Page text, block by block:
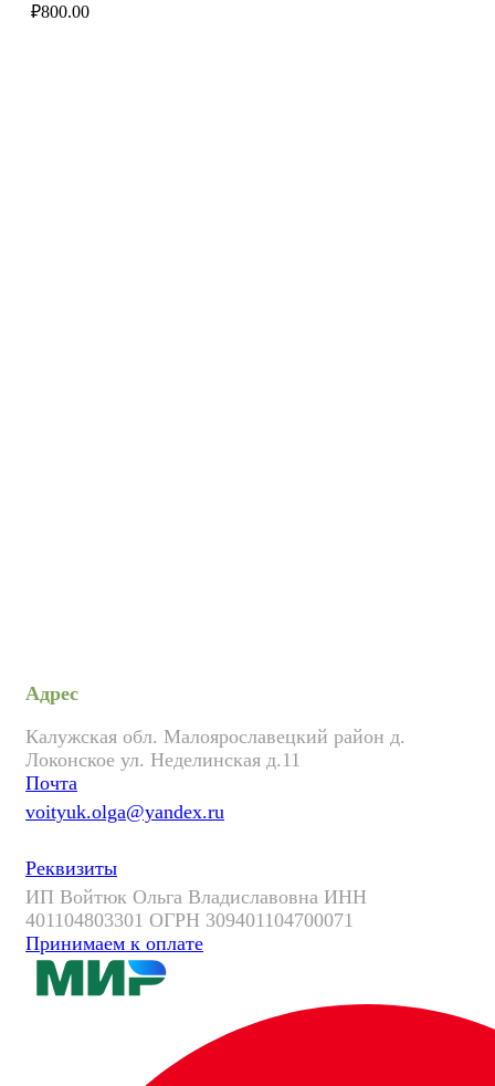
₽800.00
Адрес
Калужская обл. Малоярославецкий район д.
Локонское ул. Неделинская д.11
Почта
voityuk.olga@yandex.ru
Реквизиты
ИП Войтюк Ольга Владиславовна ИНН
401104803301 ОГРН 309401104700071
Принимаем к оплате